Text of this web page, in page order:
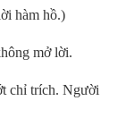
hàm hồ.)
mở lời.
chỉ trích. Người